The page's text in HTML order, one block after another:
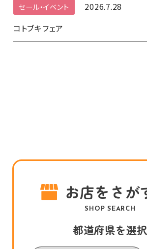
セール・イベント
2026.7.28
コトブキフェア
お店をさが
SHOP SEARCH
都道府県を選択